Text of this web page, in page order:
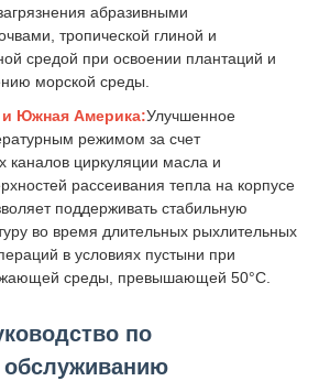
абразивными
тропической глиной и
средой при освоении плантаций и
морской среды.
Южная Америка:Улучшенное
режимом за счет
каналов циркуляции масла и
рассеивания тепла на корпусе
поддерживать стабильную
во время длительных рыхлительных
в условиях пустыни при
среды, превышающей 50°C.
по
обслуживанию